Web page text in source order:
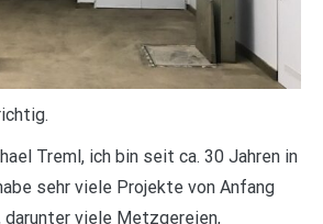
Treml, ich bin seit ca. 30 Jahren in
sehr viele Projekte von Anfang
viele Metzgereien,